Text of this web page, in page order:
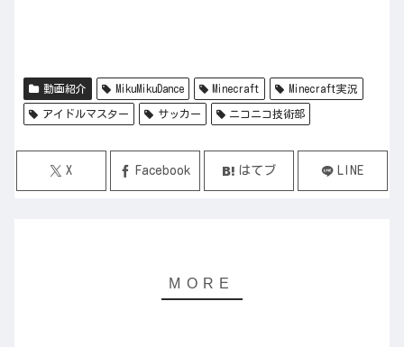
動画紹介 MikuMikuDance Minecraft Minecraft実況
アイドルマスター サッカー ニコニコ技術部
X Facebook はてブ LINE